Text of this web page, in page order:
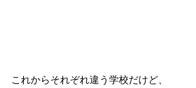
これからそれぞれ違う学校だけど、